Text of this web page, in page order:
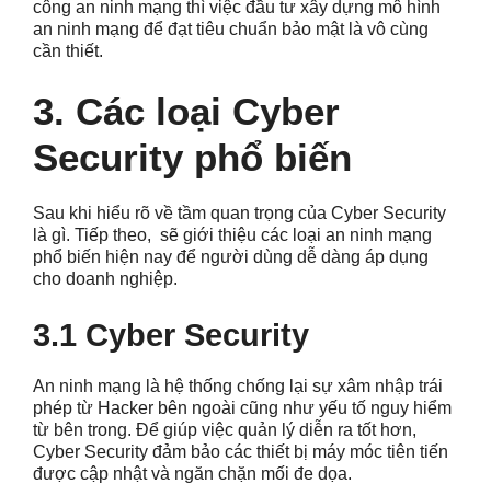
công an ninh mạng thì việc đầu tư xây dựng mô hình
an ninh mạng để đạt tiêu chuẩn bảo mật là vô cùng
cần thiết.
3. Các loại Cyber
Security phổ biến
Sau khi hiểu rõ về tầm quan trọng của Cyber Security
là gì. Tiếp theo, sẽ giới thiệu các loại an ninh mạng
phổ biến hiện nay để người dùng dễ dàng áp dụng
cho doanh nghiệp.
3.1 Cyber Security
An ninh mạng là hệ thống chống lại sự xâm nhập trái
phép từ Hacker bên ngoài cũng như yếu tố nguy hiểm
từ bên trong. Để giúp việc quản lý diễn ra tốt hơn,
Cyber Security đảm bảo các thiết bị máy móc tiên tiến
được cập nhật và ngăn chặn mối đe dọa.